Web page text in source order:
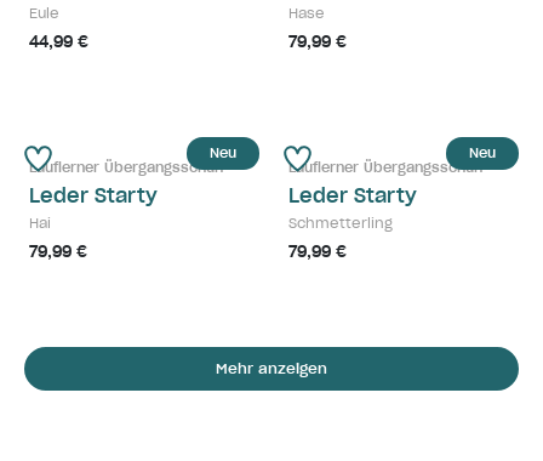
Eule
44,99 €
Hase
79,99 €
Neu
Lauflerner Übergangsschuh
Leder Starty
Hai
79,99 €
Neu
Lauflerner Übergangsschuh
Leder Starty
Schmetterling
79,99 €
Mehr anzeigen